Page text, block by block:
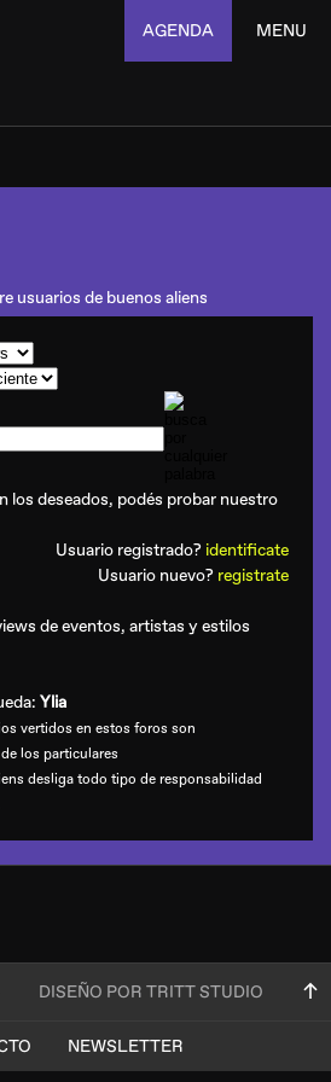
AGENDA MENU
usuarios de buenos aliens
los deseados, podés probar nuestro
Usuario registrado? identificate
Usuario nuevo? registrate
de eventos, artistas y estilos
Ylia
vertidos en estos foros son
los particulares
desliga todo tipo de responsabilidad
DISEÑO POR TRITT STUDIO
NEWSLETTER